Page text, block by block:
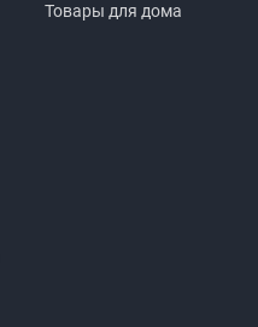
Товары для дома